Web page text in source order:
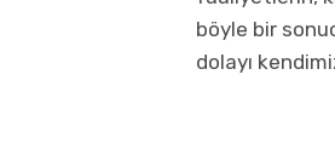
böyle bir
dolayı